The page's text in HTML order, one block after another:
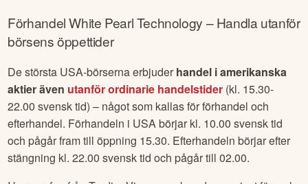
FörhandelWhite Pearl Technology – Handla utanför
börsens öppettider
De största USA-börserna erbjuder handel i amerikanska
aktier även utanför ordinarie handelstider (kl. 15.30-
22.00 svensk tid) – något som kallas för förhandel och
efterhandel. Förhandeln i USA börjar kl. 10.00 svensk tid
och pågår fram till öppning 15.30. Efterhandeln börjar efter
stängning kl. 22.00 svensk tid och pågår till 02.00.